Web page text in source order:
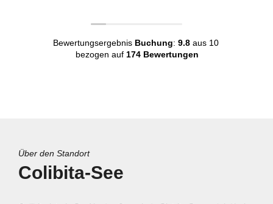
Bewertungsergebnis Buchung: 9.8 aus 10
bezogen auf 174 Bewertungen
Über den Standort
Colibita-See